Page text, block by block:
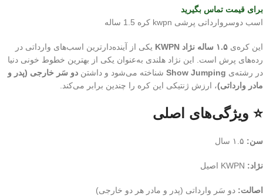
برای قیمت تماس بگیرید
اسب دوسروارداتی پرشی kwpn کره 1.5 ساله
این کره‌ی ۱.۵ ساله نژاد KWPN
یکی از آینده‌دارترین اسب‌های وارداتی در
رده‌های پرش است. این نژاد هلندی به‌عنوان یکی از بهترین خطوط خونی دنیا
در رشته‌ی Show Jumping شناخته می‌شود و داشتن دو سَر خارجی (پدر و
مادر وارداتی)، ارزش ژنتیکی این کره را چندین برابر می‌کند.
⭐ ویژگی‌های اصلی
سن:
نژاد:
اصالت: دو سَر وارداتی (پدر و مادر هر دو خارجی)